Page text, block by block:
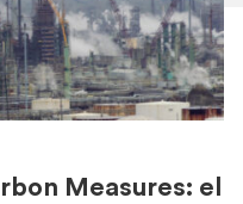
Measures: el